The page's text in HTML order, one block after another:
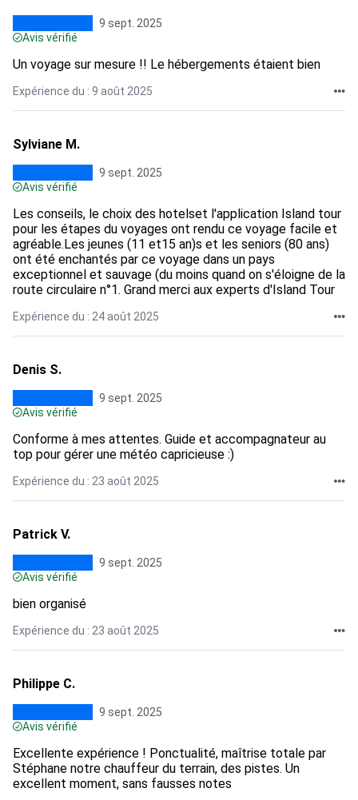
9 sept. 2025
Avis vérifié
Un voyage sur mesure !! Le hébergements étaient bien
Expérience du : 9 août 2025
Sylviane M.
9 sept. 2025
Avis vérifié
Les conseils, le choix des hotelset l'application Island tour
pour les étapes du voyages ont rendu ce voyage facile et
agréable.Les jeunes (11 et15 an)s et les seniors (80 ans)
ont été enchantés par ce voyage dans un pays
exceptionnel et sauvage (du moins quand on s'éloigne de la
route circulaire n°1. Grand merci aux experts d'Island Tour
Expérience du : 24 août 2025
Denis S.
9 sept. 2025
Avis vérifié
Conforme à mes attentes. Guide et accompagnateur au
top pour gérer une météo capricieuse :)
Expérience du : 23 août 2025
Patrick V.
9 sept. 2025
Avis vérifié
bien organisé
Expérience du : 23 août 2025
Philippe C.
9 sept. 2025
Avis vérifié
Excellente expérience ! Ponctualité, maîtrise totale par
Stéphane notre chauffeur du terrain, des pistes. Un
excellent moment, sans fausses notes